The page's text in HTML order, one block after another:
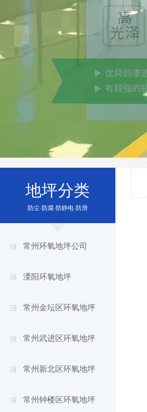
地坪分类
防尘·防腐·防静电·防滑
常州环氧地坪公司
溧阳环氧地坪
常州金坛区环氧地坪
常州武进区环氧地坪
常州新北区环氧地坪
常州钟楼区环氧地坪